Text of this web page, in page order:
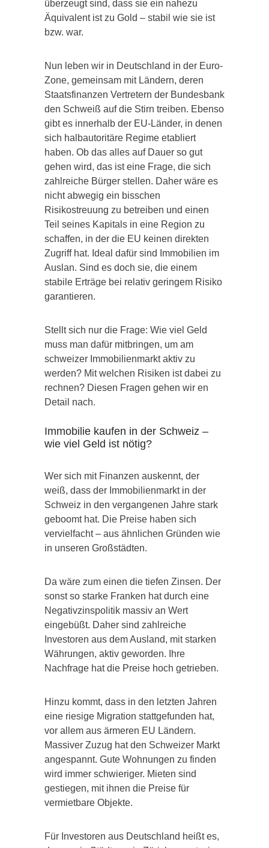
überzeugt sind, dass sie ein nahezu
Äquivalent ist zu Gold – stabil wie sie ist
bzw. war.
Nun leben wir in Deutschland in der Euro-
Zone, gemeinsam mit Ländern, deren
Staatsfinanzen Vertretern der Bundesbank
den Schweiß auf die Stirn treiben. Ebenso
gibt es innerhalb der EU-Länder, in denen
sich halbautoritäre Regime etabliert
haben. Ob das alles auf Dauer so gut
gehen wird, das ist eine Frage, die sich
zahlreiche Bürger stellen. Daher wäre es
nicht abwegig ein bisschen
Risikostreuung zu betreiben und einen
Teil seines Kapitals in eine Region zu
schaffen, in der die EU keinen direkten
Zugriff hat. Ideal dafür sind Immobilien im
Auslan. Sind es doch sie, die einem
stabile Erträge bei relativ geringem Risiko
garantieren.
Stellt sich nur die Frage: Wie viel Geld
muss man dafür mitbringen, um am
schweizer Immobilienmarkt aktiv zu
werden? Mit welchen Risiken ist dabei zu
rechnen? Diesen Fragen gehen wir en
Detail nach.
Immobilie kaufen in der Schweiz –
wie viel Geld ist nötig?
Wer sich mit Finanzen auskennt, der
weiß, dass der Immobilienmarkt in der
Schweiz in den vergangenen Jahre stark
geboomt hat. Die Preise haben sich
vervielfacht – aus ähnlichen Gründen wie
in unseren Großstädten.
Da wäre zum einen die tiefen Zinsen. Der
sonst so starke Franken hat durch eine
Negativzinspolitik massiv an Wert
eingebüßt. Daher sind zahlreiche
Investoren aus dem Ausland, mit starken
Währungen, aktiv geworden. Ihre
Nachfrage hat die Preise hoch getrieben.
Hinzu kommt, dass in den letzten Jahren
eine riesige Migration stattgefunden hat,
vor allem aus ärmeren EU Ländern.
Massiver Zuzug hat den Schweizer Markt
angespannt. Gute Wohnungen zu finden
wird immer schwieriger. Mieten sind
gestiegen, mit ihnen die Preise für
vermietbare Objekte.
Für Investoren aus Deutschland heißt es,